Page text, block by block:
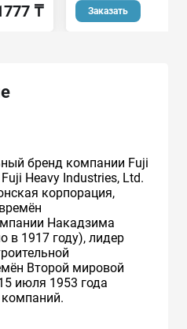
₸ Заказать
бренд компании Fuji
Heavy Industries, Ltd.
корпорация,
Накадзима
в 1917 году), лидер
Второй мировой
июля 1953 года